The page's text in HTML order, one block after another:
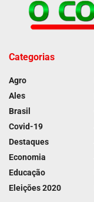
Categorias
Agro
Ales
Brasil
Covid-19
Destaques
Economia
Educação
Eleições 2020